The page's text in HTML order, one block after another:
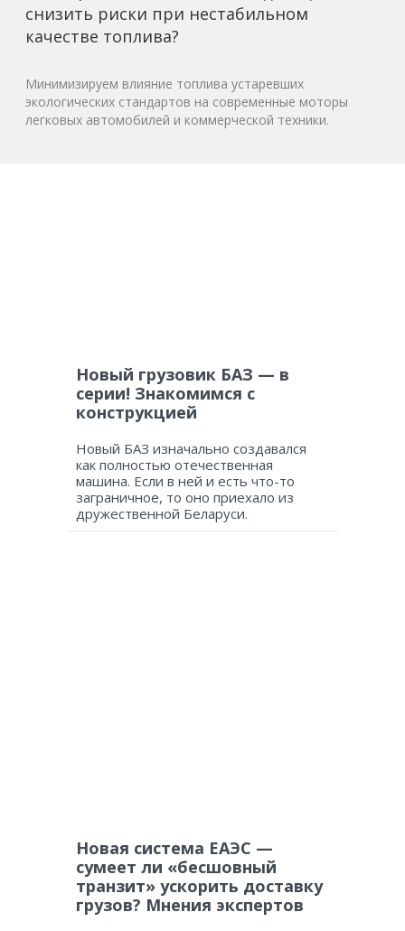
снизить риски при нестабильном
качестве топлива?
Минимизируем влияние топлива устаревших
экологических стандартов на современные моторы
легковых автомобилей и коммерческой техники.
Новый грузовик БАЗ — в
серии! Знакомимся с
конструкцией
Новый БАЗ изначально создавался
как полностью отечественная
машина. Если в ней и есть что-то
заграничное, то оно приехало из
дружественной Беларуси.
Новая система ЕАЭС —
сумеет ли «бесшовный
транзит» ускорить доставку
грузов? Мнения экспертов